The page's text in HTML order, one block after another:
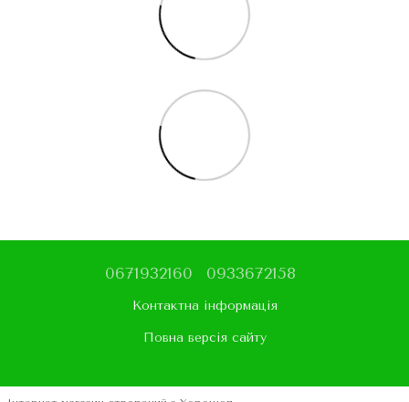
0671932160 0933672158
Контактна інформація
Повна версія сайту